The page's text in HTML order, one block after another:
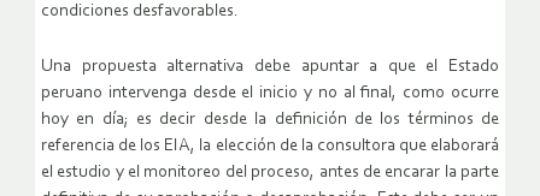
condiciones desfavorables.
Una propuesta alternativa debe apuntar a que el Estado
peruano intervenga desde el inicio y no al final, como ocurre
hoy en día; es decir desde la definición de los términos de
referencia de los EIA, la elección de la consultora que elaborará
el estudio y el monitoreo del proceso, antes de encarar la parte